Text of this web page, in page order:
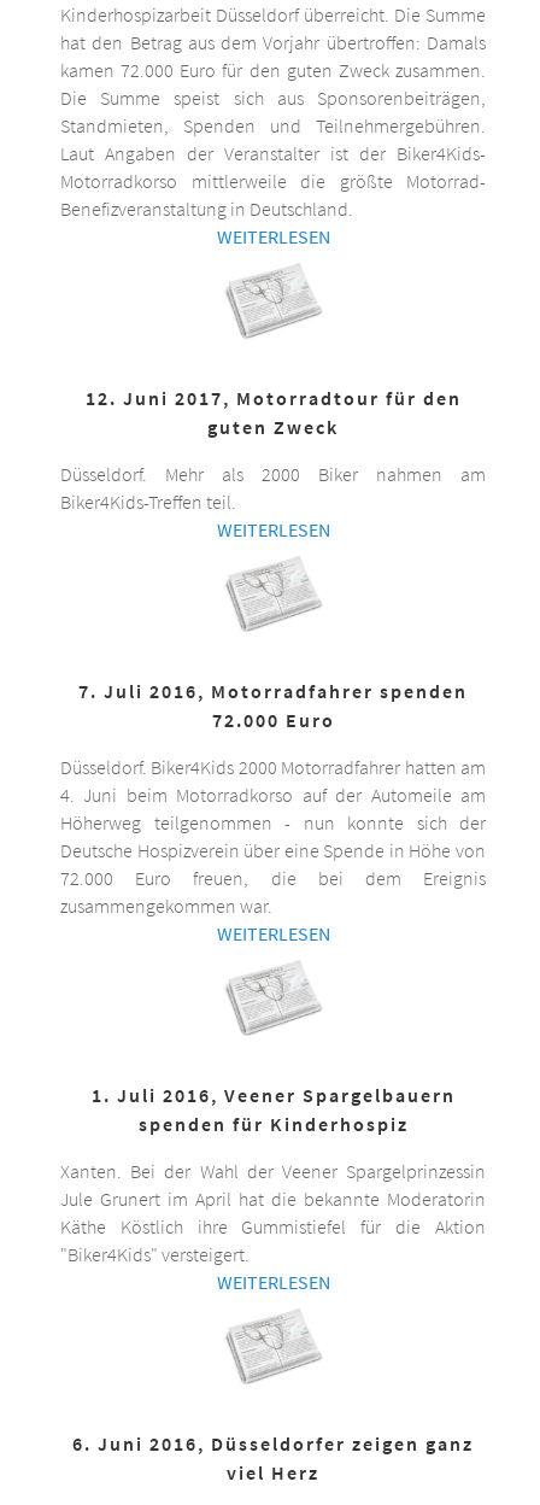
Kinderhospizarbeit Düsseldorf überreicht. Die Summe
hat den Betrag aus dem Vorjahr übertroffen: Damals
kamen 72.000 Euro für den guten Zweck zusammen.
Die Summe speist sich aus Sponsorenbeiträgen,
Standmieten, Spenden und Teilnehmergebühren.
Laut Angaben der Veranstalter ist der Biker4Kids-
Motorradkorso mittlerweile die größte Motorrad-
Benefizveranstaltung in Deutschland.
WEITERLESEN
12. Juni 2017, Motorradtour für den
guten Zweck
Düsseldorf. Mehr als 2000 Biker nahmen am
Biker4Kids-Treffen teil.
WEITERLESEN
7. Juli 2016, Motorradfahrer spenden
72.000 Euro
Düsseldorf. Biker4Kids 2000 Motorradfahrer hatten am
4. Juni beim Motorradkorso auf der Automeile am
Höherweg teilgenommen - nun konnte sich der
Deutsche Hospizverein über eine Spende in Höhe von
72.000 Euro freuen, die bei dem Ereignis
zusammengekommen war.
WEITERLESEN
1. Juli 2016, Veener Spargelbauern
spenden für Kinderhospiz
Xanten. Bei der Wahl der Veener Spargelprinzessin
Jule Grunert im April hat die bekannte Moderatorin
Käthe Köstlich ihre Gummistiefel für die Aktion
"Biker4Kids" versteigert.
WEITERLESEN
6. Juni 2016, Düsseldorfer zeigen ganz
viel Herz